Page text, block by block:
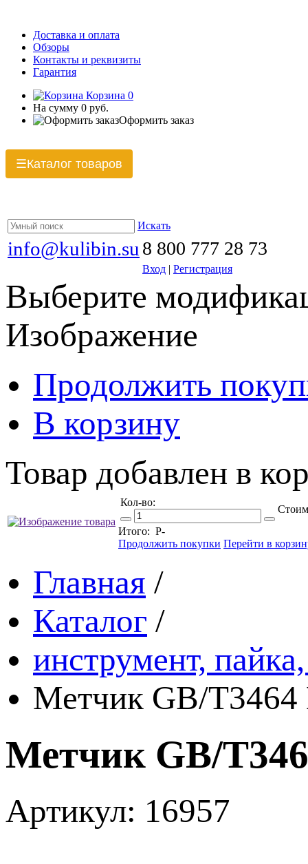
Доставка и оплата
Обзоры
Контакты и реквизиты
Гарантия
Корзина 0
На сумму 0 руб.
Оформить заказ
☰Каталог товаров
Искать
info@kulibin.su 8 800 777 28 73
Вход | Регистрация
Выберите
Изображение
Продолжить
В корзину
Товар добавлен в
Кол-во:
Итого: Р-
Продолжить покупки Перейти в
Главная /
Каталог /
инструмент,
Метчик GB/
Метчик GB/
Артикул: 16957